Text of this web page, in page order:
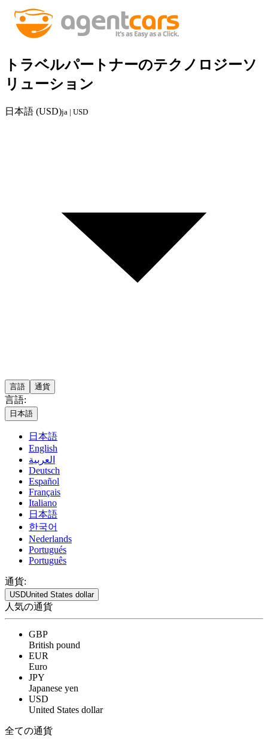
トラベルパートナーのテクノロジーソ
リューション
日本語 (USD)ja | USD
言語 通貨
言語:
日本語
日本語
English
العربية
Deutsch
Español
Français
Italiano
日本語
한국어
Nederlands
Portugués
Português
通貨:
USDUnited States dollar
人気の通貨
GBP
British pound
EUR
Euro
JPY
Japanese yen
USD
United States dollar
全ての通貨